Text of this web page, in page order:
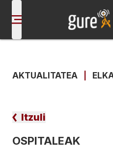
AKTUALITATEA
Itzuli
OSPITALEAK